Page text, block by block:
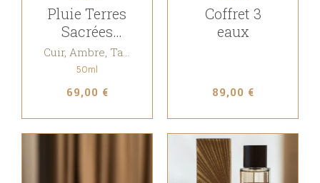
Pluie Terres
Sacrées
Amérindiennes
Cuir, Ambre, Tabac blond, Miel, Prune, Cèdre
50ml
69,00 €
Coffret 3
eaux
89,00 €